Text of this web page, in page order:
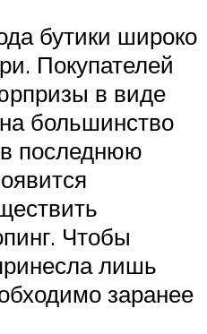
бутики широко
Покупателей
в виде
большинство
последнюю
Чтобы
лишь
заранее